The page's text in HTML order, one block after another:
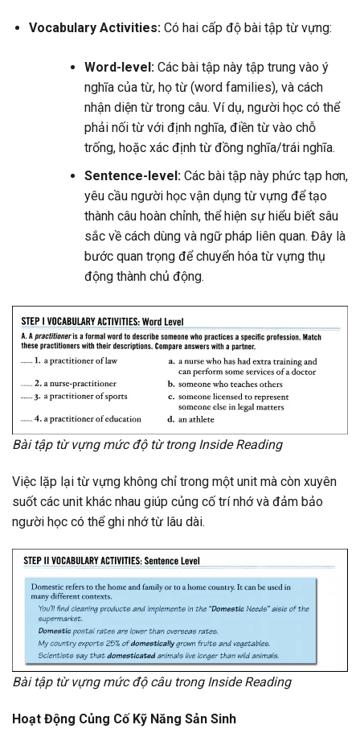
Vocabulary Activities:Có hai cấp độ bài tập từ vựng:
Word-level:Các bài tập này tập trung vào ý
nghĩa của từ, họ từ (word families), và cách
nhận diện từ trong câu. Ví dụ, người học có thể
phải nối từ với định nghĩa, điền từ vào chỗ
trống, hoặc xác định từ đồng nghĩa/trái nghĩa.
Sentence-level:Các bài tập này phức tạp hơn,
yêu cầu người học vận dụng từ vựng để tạo
thành câu hoàn chỉnh, thể hiện sự hiểu biết sâu
sắc về cách dùng và ngữ pháp liên quan. Đây là
bước quan trọng để chuyển hóa từ vựng thụ
động thành chủ động.
Bài tập từ vựng mức độ từ trong Inside Reading
Việc lặp lại từ vựng không chỉ trong một unit mà còn xuyên
suốt các unit khác nhau giúp củng cố trí nhớ và đảm bảo
người học có thể ghi nhớ từ lâu dài.
Bài tập từ vựng mức độ câu trong Inside Reading
Hoạt Động Củng Cố Kỹ Năng Sản Sinh